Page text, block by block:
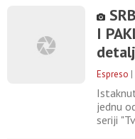
kakva
ženu.
I
Espreso |
jednu
seriji